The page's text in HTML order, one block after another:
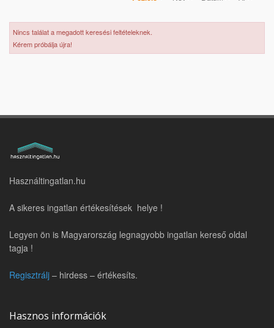
Nincs találat a megadott keresési feltételeknek.
Kérem próbálja újra!
Használtingatlan.hu
A sikeres ingatlan értékesítések helye !
Legyen ön is Magyarország legnagyobb ingatlan kereső oldal
tagja !
Regisztrálj – hirdess – értékesíts.
Hasznos információk